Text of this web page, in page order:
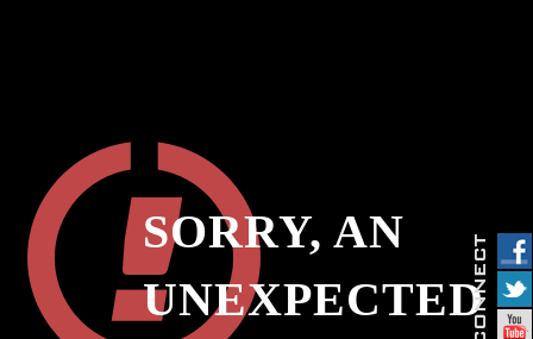
SORRY, AN
UNEXPECTED